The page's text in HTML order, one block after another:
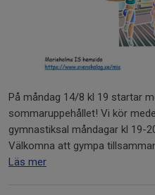
På måndag 14/8 kl 19 startar
sommaruppehållet! Vi kör
gymnastiksal måndagar kl 19-
Välkomna att gympa
Läs mer